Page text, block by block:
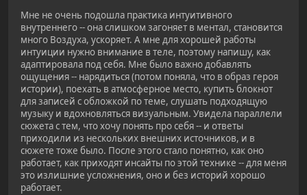
Мне не очень подошла практика интуитивного
внутреннего -- она слишком загоняет в ментал, становится
много Воздуха, ускоряет. А мне для хорошей работы
интуиции нужно внимание в теле, поэтому напишу, как
адаптировала под себя. Мне было важно добавлять
ощущения -- нарядиться (потом поняла, что в образ героя
истории), поехать в атмосферное место, купить блокнот
для записей с обложкой по теме, слушать подходящую
музыку и вдохновляться визуальным. Увидела параллели
сюжета с тем, что хочу понять про себя -- и ответы
приходили из нескольких внешних источников, и в
сюжете тоже было. После этого стало понятно, как оно
работает, как приходят инсайты по этой технике -- для меня
это излишние усложнения, оно и без историй хорошо
работает.